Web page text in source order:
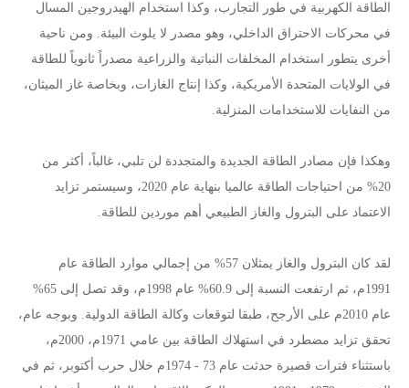
الطاقة الكهربية في طور التجارب، وكذا استخدام الهيدروجين المسال
في محركات الاحتراق الداخلي، وهو مصدر لا يلوث البيئة. ومن ناحية
أخرى يتطور استخدام المخلفات النباتية والزراعية مصدراً ثانوياً للطاقة
في الولايات المتحدة الأمريكية، وكذا إنتاج الغازات، وبخاصة غاز الميثان،
من النفايات للاستخدامات المنزلية.
وهكذا فإن مصادر الطاقة الجديدة والمتجددة لن تلبي، غالباً، أكثر من
20% من احتياجات الطاقة عالميا بنهاية عام 2020، وسيستمر تزايد
الاعتماد على البترول والغاز الطبيعي أهم موردين للطاقة.
لقد كان البترول والغاز يمثلان 57% من إجمالي موارد الطاقة عام
1991م، ثم ارتفعت النسبة إلى 60.9% عام 1998م، وقد تصل إلى 65%
عام 2010م على الأرجح، طبقا لتوقعات وكالة الطاقة الدولية. وبوجه عام،
تحقق تزايد مضطرد في استهلاك الطاقة بين عامي 1971م، 2000م،
باستثناء فترات قصيرة حدثت عام 73 - 1974م خلال حرب أكتوبر، ثم في